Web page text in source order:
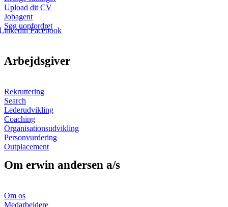
Upload dit CV
Jobagent
Søg uopfordret
Facebook
Arbejdsgiver
Rekruttering
Search
Lederudvikling
Coaching
Organisationsudvikling
Personvurdering
Outplacement
Om erwin andersen a/s
Om os
Medarbejdere